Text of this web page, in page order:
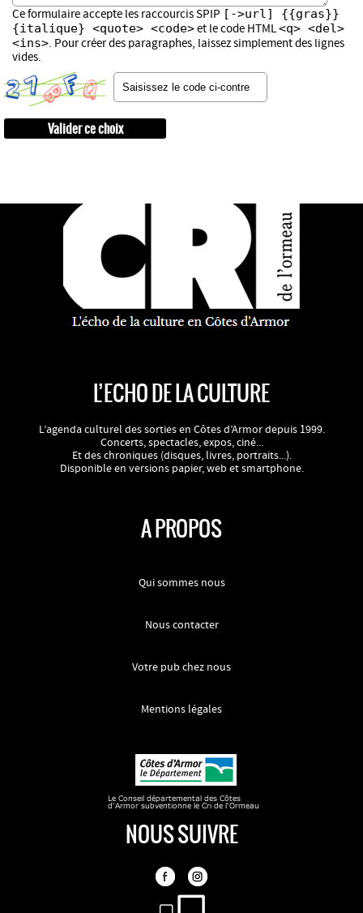
Ce formulaire accepte les raccourcis SPIP [->url] {{gras}}
{italique} <quote> <code>et le code HTML<q> <del>
<ins>. Pour créer des paragraphes, laissez simplement des lignes
vides.
L’ECHO DE LA CULTURE
L’agenda culturel des sorties en Côtes d’Armor depuis 1999.
Concerts, spectacles, expos, ciné...
Et des chroniques (disques, livres, portraits...).
Disponible en versions papier, web et smartphone.
A PROPOS
Qui sommes nous
Nous contacter
Votre pub chez nous
Mentions légales
NOUS SUIVRE